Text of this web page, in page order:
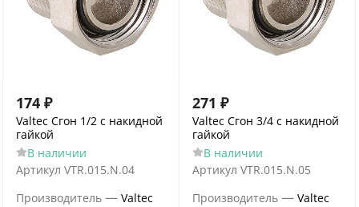
174 ₽
Valtec Сгон 1/2 с накидной
гайкой
В наличии
Артикул VTR.015.N.04
Производитель — Valtec
271 ₽
Valtec Сгон 3/4 с накидной
гайкой
В наличии
Артикул VTR.015.N.05
Производитель — Valtec